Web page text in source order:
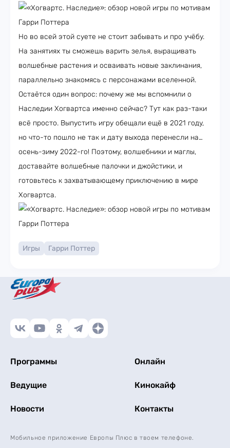
Но во всей этой суете не стоит забывать и про учёбу.
На занятиях ты сможешь варить зелья, выращивать
волшебные растения и осваивать новые заклинания,
параллельно знакомясь с персонажами вселенной.
Остаётся один вопрос: почему же мы вспомнили о
Наследии Хогвартса именно сейчас? Тут как раз-таки
всё просто. Выпустить игру обещали ещё в 2021 году,
но что-то пошло не так и дату выхода перенесли на…
осень-зиму 2022-го! Поэтому, волшебники и маглы,
доставайте волшебные палочки и джойстики, и
готовьтесь к захватывающему приключению в мире
Хогвартса.
Игры Гарри Поттер
Программы Онлайн
Ведущие Кинокайф
Новости Контакты
Мобильное приложение Европы Плюс в твоем телефоне.